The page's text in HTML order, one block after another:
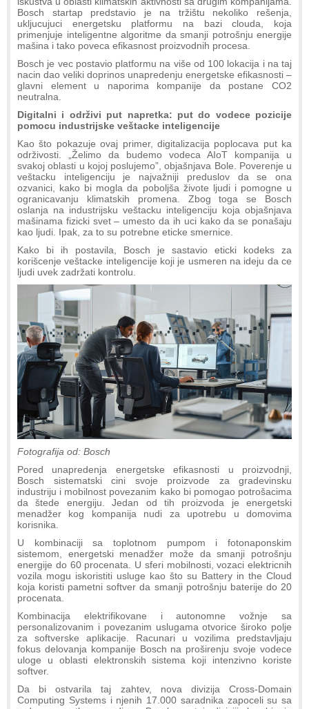
Bosch startap predstavio je na tržištu nekoliko rešenja,
ukljucujuci energetsku platformu na bazi clouda, koja
primenjuje inteligentne algoritme da smanji potrošnju energije
mašina i tako poveca efikasnost proizvodnih procesa.
Bosch je vec postavio platformu na više od 100 lokacija i na taj
nacin dao veliki doprinos unapredenju energetske efikasnosti –
glavni element u naporima kompanije da postane CO2
neutralna.
Digitalni i održivi put napretka: put do vodece pozicije
pomocu industrijske veštacke inteligencije
Kao što pokazuje ovaj primer, digitalizacija poplocava put ka
održivosti. „Želimo da budemo vodeca AIoT kompanija u
svakoj oblasti u kojoj poslujemo”, objašnjava Bole. Poverenje u
veštacku inteligenciju je najvažniji preduslov da se ona
ozvanici, kako bi mogla da poboljša živote ljudi i pomogne u
ogranicavanju klimatskih promena. Zbog toga se Bosch
oslanja na industrijsku veštacku inteligenciju koja objašnjava
mašinama fizicki svet – umesto da ih uci kako da se ponašaju
kao ljudi. Ipak, za to su potrebne eticke smernice.
Kako bi ih postavila, Bosch je sastavio eticki kodeks za
korišcenje veštacke inteligencije koji je usmeren na ideju da ce
ljudi uvek zadržati kontrolu.
Fotografija od: Bosch
Pored unapredenja energetske efikasnosti u proizvodnji,
Bosch sistematski cini svoje proizvode za gradevinsku
industriju i mobilnost povezanim kako bi pomogao potrošacima
da štede energiju. Jedan od tih proizvoda je energetski
menadžer kog kompanija nudi za upotrebu u domovima
korisnika.
U kombinaciji sa toplotnom pumpom i fotonaponskim
sistemom, energetski menadžer može da smanji potrošnju
energije do 60 procenata. U sferi mobilnosti, vozaci elektricnih
vozila mogu iskoristiti usluge kao što su Battery in the Cloud
koja koristi pametni softver da smanji potrošnju baterije do 20
procenata.
Kombinacija elektrifikovane i autonomne vožnje sa
personalizovanim i povezanim uslugama otvorice široko polje
za softverske aplikacije. Racunari u vozilima predstavljaju
fokus delovanja kompanije Bosch na proširenju svoje vodece
uloge u oblasti elektronskih sistema koji intenzivno koriste
softver.
Da bi ostvarila taj zahtev, nova divizija Cross-Domain
Computing Systems i njenih 17.000 saradnika zapoceli su sa